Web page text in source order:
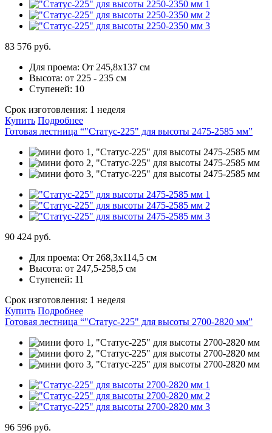
83 576 руб.
Для проема: От 245,8х137 см
Высота: от 225 - 235 см
Ступеней: 10
Срок изготовления: 1 неделя
Купить Подробнее
Готовая лестница “"Статус-225" для высоты 2475-2585 мм”
90 424 руб.
Для проема: От 268,3х114,5 см
Высота: от 247,5-258,5 см
Ступеней: 11
Срок изготовления: 1 неделя
Купить Подробнее
Готовая лестница “"Статус-225" для высоты 2700-2820 мм”
96 596 руб.